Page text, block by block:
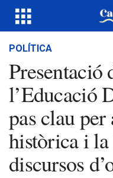
POLÍTICA
Presentació
l’Educació
pas clau
històrica i
discursos